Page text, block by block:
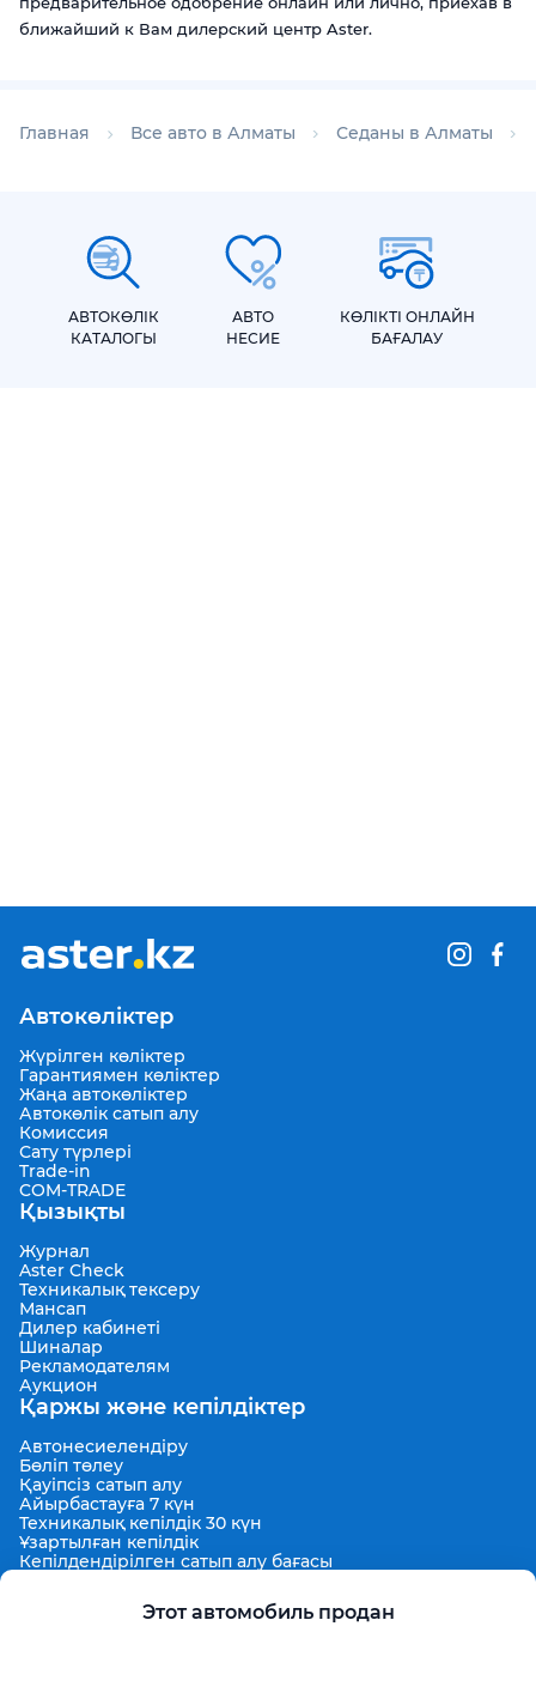
Этот автомобиль продан
ближайший к Вам дилерский центр Aster.
Главная Все авто в Алматы Седаны в Алматы
АВТОКӨЛІК
КАТАЛОГЫ
АВТО
НЕСИЕ
КӨЛІКТІ ОНЛАЙН
БАҒАЛАУ
Автокөліктер
Жүрілген көліктер
Гарантиямен көліктер
Жаңа автокөліктер
Автокөлік сатып алу
Комиссия
Сату түрлері
Trade-in
COM-TRADE
Қызықты
Журнал
Aster Check
Техникалық тексеру
Мансап
Дилер кабинеті
Шиналар
Рекламодателям
Аукцион
Қаржы және кепілдіктер
Автонесиелендіру
Бөліп төлеу
Қауіпсіз сатып алу
Айырбастауға 7 күн
Техникалық кепілдік 30 күн
Ұзартылған кепілдік
Кепілдендірілген сатып алу бағасы